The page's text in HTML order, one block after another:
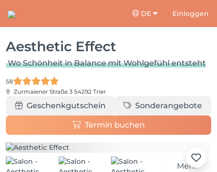
DE Einloggen
Aesthetic Effect
Wo Schönheit in Balance mit Wohlgefühl entsteht
58
Zurmaiener Straße 3 54292 Trier
Geschenkgutschein Sonderangebote
Termin buchen
Mehr